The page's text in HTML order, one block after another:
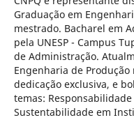
Graduação em
mestrado. Bacharel em
pela UNESP - Campus
de Administração.
Engenharia de Produção
dedicação exclusiva, e
temas:
Sustentabilidade em